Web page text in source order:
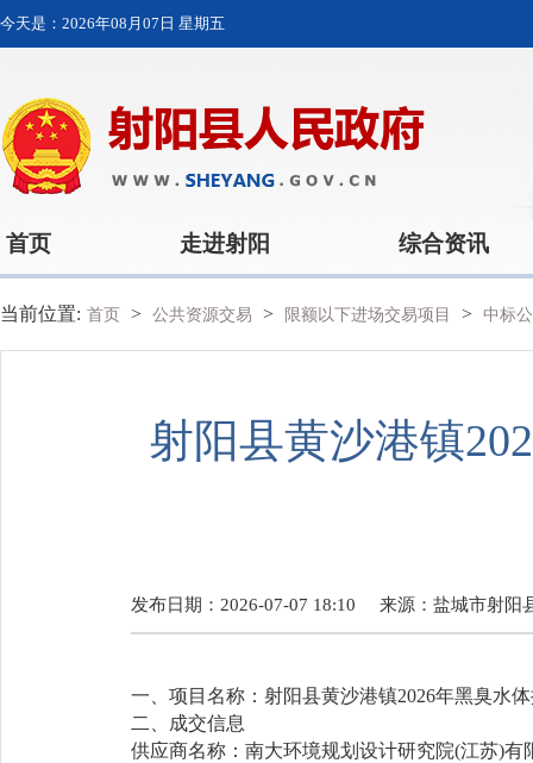
今天是： 2026年08月07日 星期五
首页 走进射阳 综合资讯
当前位置: 首页 > 公共资源交易 > 限额以下进场交易项目 > 中标
射阳县黄沙港镇
发布日期：2026-07-07 18:10 来源： 盐城市射阳
一、项目名称： 射阳县黄沙港镇2026年黑臭水
二、
成交信息
供应商名称：南大环境规划设计研究院(江苏)有